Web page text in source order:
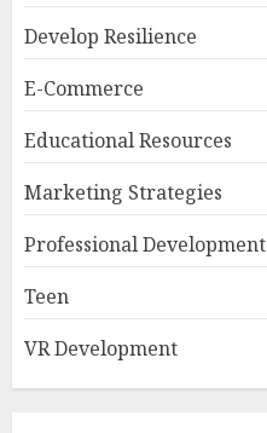
Develop Resilience
E-Commerce
Educational Resources
Marketing Strategies
Professional Development
Teen
VR Development